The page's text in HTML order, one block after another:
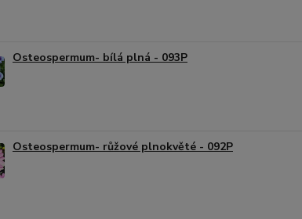
Osteospermum- bílá plná - 093P
Osteospermum- růžové plnokvěté - 092P